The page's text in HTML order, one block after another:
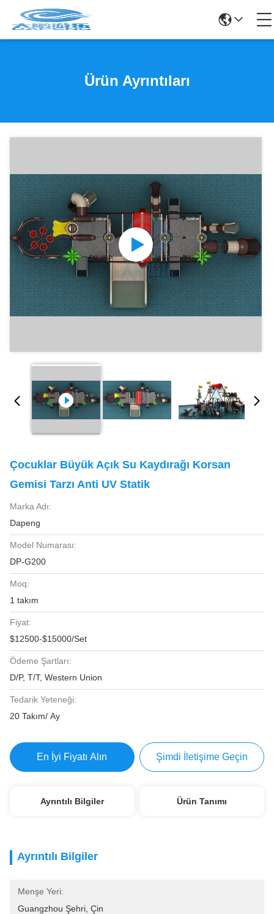
Ürün Ayrıntıları
Çocuklar Büyük Açık Su Kaydırağı Korsan
Gemisi Tarzı Anti UV Statik
Marka Adı:
Dapeng
Model Numarası:
DP-G200
Moq:
1 takım
Fiyat:
$12500-$15000/Set
Ödeme Şartları:
D/P, T/T, Western Union
Tedarik Yeteneği:
20 Takım/ Ay
En İyi Fiyatı Alın Şimdi İletişime Geçin
Ayrıntılı Bilgiler Ürün Tanımı
Ayrıntılı Bilgiler
Menşe Yeri:
Guangzhou Şehri, Çin